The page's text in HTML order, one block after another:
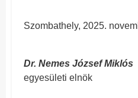
Szombathely, 2025.
Dr. Nemes József Miklós
egyesületi elnök